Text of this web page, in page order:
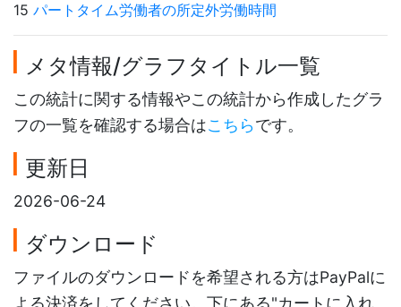
15 パートタイム労働者の所定外労働時間
メタ情報/グラフタイトル一覧
この統計に関する情報やこの統計から作成したグラ
フの一覧を確認する場合はこちらです。
更新日
2026-06-24
ダウンロード
ファイルのダウンロードを希望される方はPayPalに
よる決済をしてください。下にある"カートに入れ